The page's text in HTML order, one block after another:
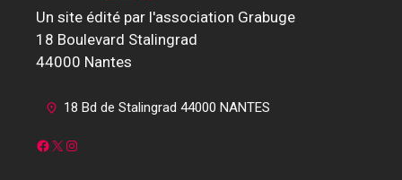
Un site édité par l'association Grabuge
18 Boulevard Stalingrad
44000 Nantes
18 Bd de Stalingrad 44000 NANTES
Facebook
X Instagram